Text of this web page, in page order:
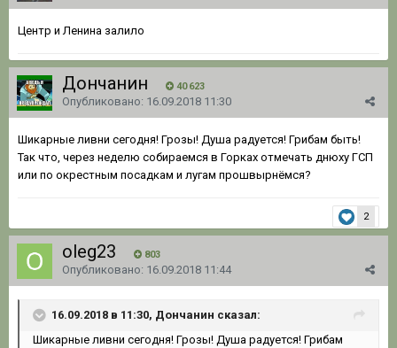
Центр и Ленина залило
Дончанин 40 623
Опубликовано: 16.09.2018 11:30
Шикарные ливни сегодня! Грозы! Душа радуется! Грибам быть!
Так что, через неделю собираемся в Горках отмечать днюху ГСП
или по окрестным посадкам и лугам прошвырнёмся?
2
oleg23 803
Опубликовано: 16.09.2018 11:44
16.09.2018 в 11:30, Дончанин сказал:
Шикарные ливни сегодня! Грозы! Душа радуется! Грибам